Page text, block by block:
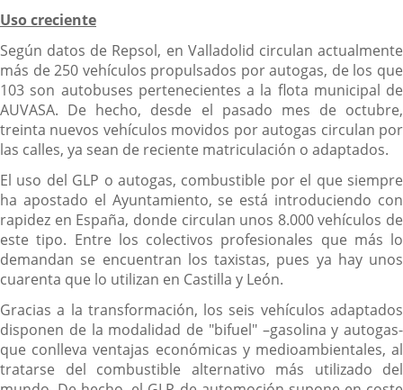
Uso creciente
Según datos de Repsol, en Valladolid circulan actualmente
más de 250 vehículos propulsados por autogas, de los que
103 son autobuses pertenecientes a la flota municipal de
AUVASA. De hecho, desde el pasado mes de octubre,
treinta nuevos vehículos movidos por autogas circulan por
las calles, ya sean de reciente matriculación o adaptados.
El uso del GLP o autogas, combustible por el que siempre
ha apostado el Ayuntamiento, se está introduciendo con
rapidez en España, donde circulan unos 8.000 vehículos de
este tipo. Entre los colectivos profesionales que más lo
demandan se encuentran los taxistas, pues ya hay unos
cuarenta que lo utilizan en Castilla y León.
Gracias a la transformación, los seis vehículos adaptados
disponen de la modalidad de "bifuel" –gasolina y autogas-
que conlleva ventajas económicas y medioambientales, al
tratarse del combustible alternativo más utilizado del